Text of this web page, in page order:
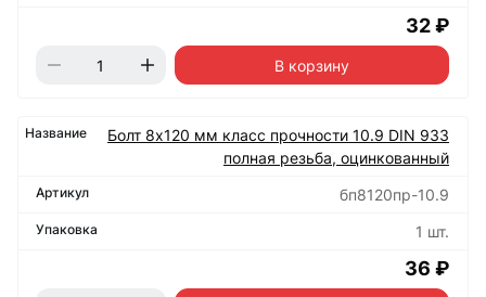
32 ₽
В корзину
Болт 8х120 мм класс прочности 10.9 DIN 933
полная резьба, оцинкованный
бп8120пр-10.9
1 шт.
36 ₽